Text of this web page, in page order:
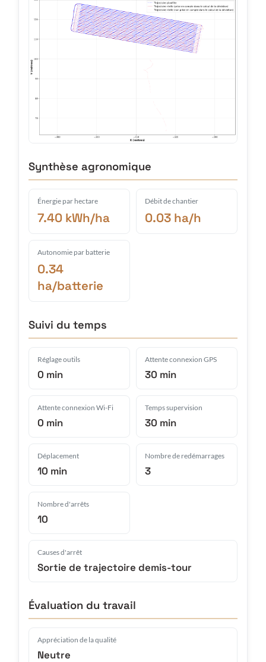
Synthèse agronomique
Énergie par hectare
7.40 kWh/ha
Débit de chantier
0.03 ha/h
Autonomie par batterie
0.34
ha/batterie
Suivi du temps
Réglage outils
0 min
Attente connexion GPS
30 min
Attente connexion Wi-Fi
0 min
Temps supervision
30 min
Déplacement
10 min
Nombre de redémarrages
3
Nombre d'arrêts
10
Causes d'arrêt
Sortie de trajectoire demis-tour
Évaluation du travail
Appréciation de la qualité
Neutre